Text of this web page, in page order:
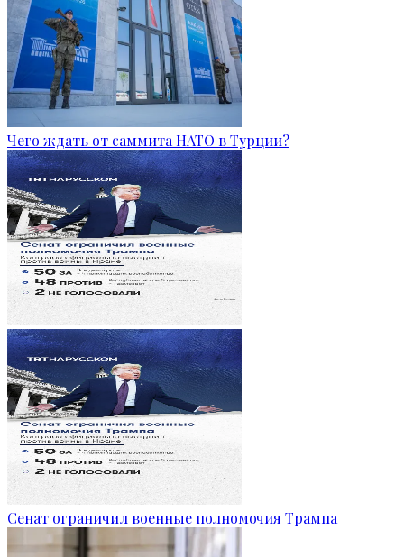
Чего ждать от саммита НАТО в Турции?
Сенат ограничил военные полномочия Трампа